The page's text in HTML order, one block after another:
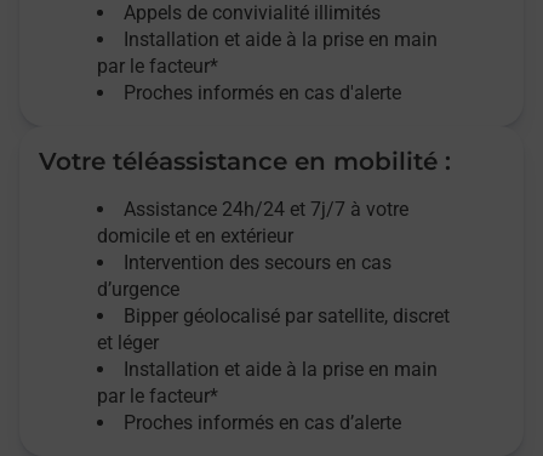
Appels de convivialité illimités
Installation et aide à la prise en main
par le facteur*
Proches informés en cas d'alerte
Votre téléassistance en mobilité :
Assistance 24h/24 et 7j/7 à votre
domicile et en extérieur
Intervention des secours en cas
d’urgence
Bipper géolocalisé par satellite, discret
et léger
Installation et aide à la prise en main
par le facteur*
Proches informés en cas d’alerte